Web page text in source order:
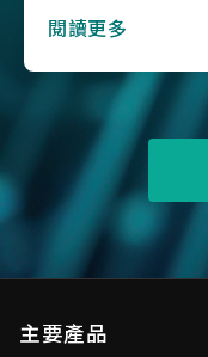
閱讀更多
主要產品